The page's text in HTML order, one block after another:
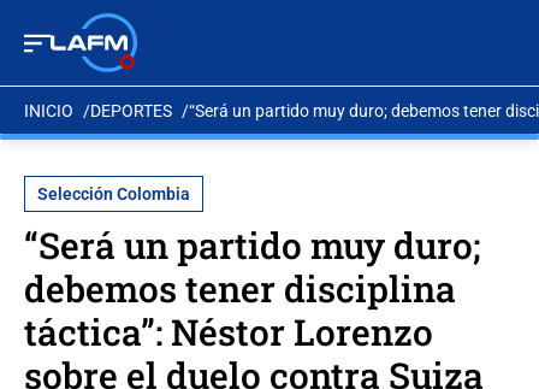
INICIO DEPORTES “Será un partido muy duro; debemos tener
Selección Colombia
“Será un partido muy duro;
debemos tener disciplina
táctica”: Néstor Lorenzo
sobre el duelo contra Suiza